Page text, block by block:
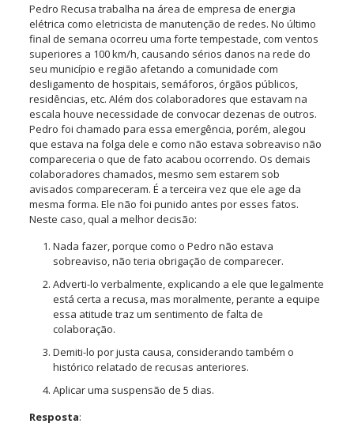
Pedro Recusa trabalha na área de empresa de energia
elétrica como eletricista de manutenção de redes. No último
final de semana ocorreu uma forte tempestade, com ventos
superiores a 100 km/h, causando sérios danos na rede do
seu município e região afetando a comunidade com
desligamento de hospitais, semáforos, órgãos públicos,
residências, etc. Além dos colaboradores que estavam na
escala houve necessidade de convocar dezenas de outros.
Pedro foi chamado para essa emergência, porém, alegou
que estava na folga dele e como não estava sobreaviso não
compareceria o que de fato acabou ocorrendo. Os demais
colaboradores chamados, mesmo sem estarem sob
avisados compareceram. É a terceira vez que ele age da
mesma forma. Ele não foi punido antes por esses fatos.
Neste caso, qual a melhor decisão:
Nada fazer, porque como o Pedro não estava
sobreaviso, não teria obrigação de comparecer.
Adverti-lo verbalmente, explicando a ele que legalmente
está certa a recusa, mas moralmente, perante a equipe
essa atitude traz um sentimento de falta de
colaboração.
Demiti-lo por justa causa, considerando também o
histórico relatado de recusas anteriores.
Aplicar uma suspensão de 5 dias.
Resposta: